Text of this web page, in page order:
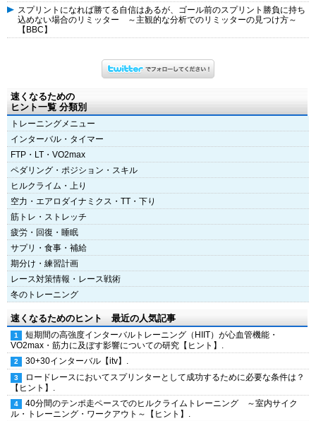
スプリントになれば勝てる自信はあるが、ゴール前のスプリント勝負に持ち
込めない場合のリミッター ～主観的な分析でのリミッターの見つけ方～
【BBC】
速くなるための
ヒント一覧 分類別
トレーニングメニュー
インターバル・タイマー
FTP・LT・VO2max
ペダリング・ポジション・スキル
ヒルクライム・上り
空力・エアロダイナミクス・TT・下り
筋トレ・ストレッチ
疲労・回復・睡眠
サプリ・食事・補給
期分け・練習計画
レース対策情報・レース戦術
冬のトレーニング
速くなるためのヒント 最近の人気記事
短期間の高強度インターバルトレーニング（HIIT）が心血管機能・
VO2max・筋力に及ぼす影響についての研究【ヒント】.
30+30インターバル【itv】.
ロードレースにおいてスプリンターとして成功するために必要な条件は？
【ヒント】.
40分間のテンポ走ペースでのヒルクライムトレーニング ～室内サイク
ル・トレーニング・ワークアウト～【ヒント】.